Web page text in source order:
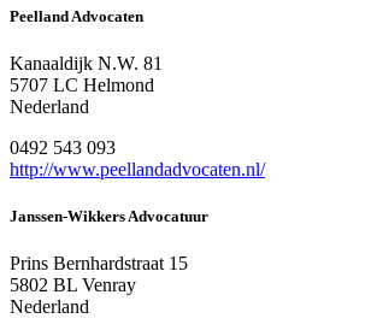
Peelland Advocaten
Kanaaldijk N.W. 81
5707 LC Helmond
Nederland
0492 543 093
http://www.peellandadvocaten.nl/
Janssen-Wikkers Advocatuur
Prins Bernhardstraat 15
5802 BL Venray
Nederland